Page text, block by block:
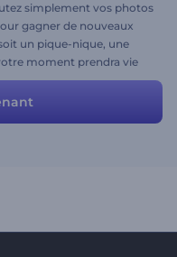
simplement vos photos
gagner de nouveaux
un pique-nique, une
moment prendra vie
!